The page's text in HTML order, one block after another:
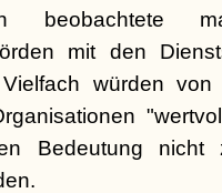
beobachtete
mit den
Vielfach würden
Bedeutung nicht